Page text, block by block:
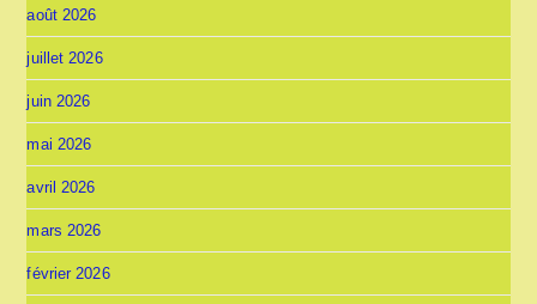
août 2026
juillet 2026
juin 2026
mai 2026
avril 2026
mars 2026
février 2026